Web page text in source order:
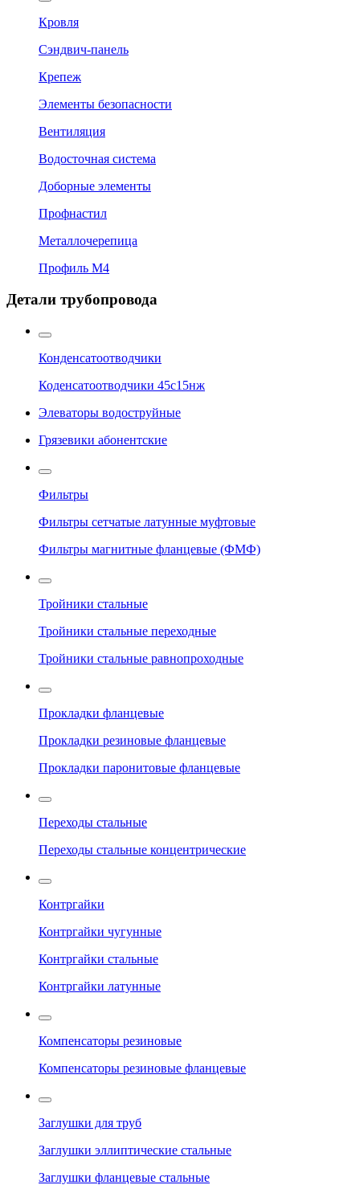
Кровля
Сэндвич-панель
Крепеж
Элементы безопасности
Вентиляция
Водосточная система
Доборные элементы
Профнастил
Металлочерепица
Профиль М4
Детали трубопровода
Конденсатоотводчики
Коденсатоотводчики 45с15нж
Элеваторы водоструйные
Грязевики абонентские
Фильтры
Фильтры сетчатые латунные муфтовые
Фильтры магнитные фланцевые (ФМФ)
Тройники стальные
Тройники стальные переходные
Тройники стальные равнопроходные
Прокладки фланцевые
Прокладки резиновые фланцевые
Прокладки паронитовые фланцевые
Переходы стальные
Переходы стальные концентрические
Контргайки
Контргайки чугунные
Контргайки стальные
Контргайки латунные
Компенсаторы резиновые
Компенсаторы резиновые фланцевые
Заглушки для труб
Заглушки эллиптические стальные
Заглушки фланцевые стальные